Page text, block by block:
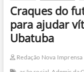
Craques do
para ajudar
Ubatuba
Redação Nova Imprensa